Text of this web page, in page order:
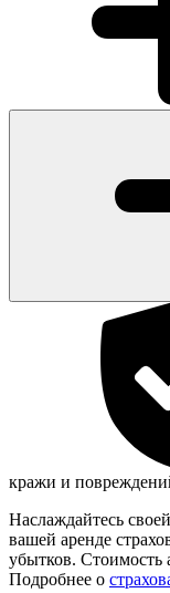
кражи и
Наслаждайтесь
вашей аренде
убытков. Стоимость
Подробнее о